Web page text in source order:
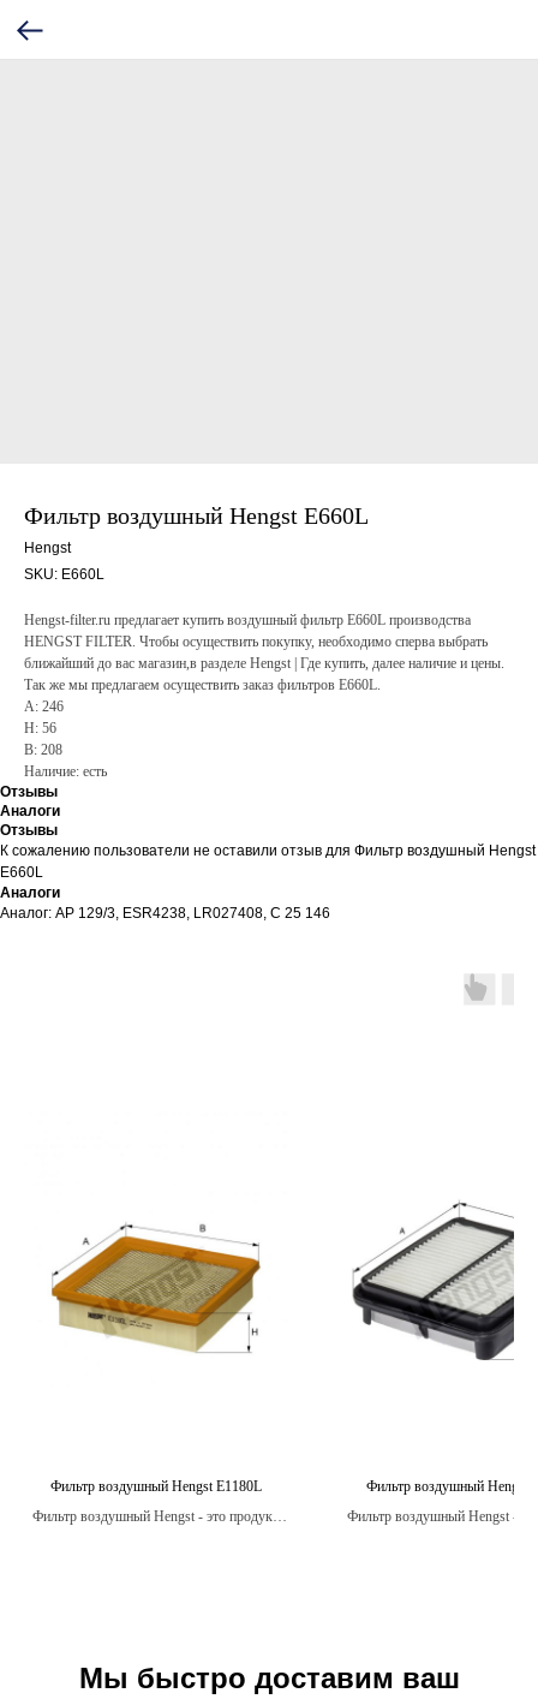
Фильтр воздушный Hengst E660L
Hengst
SKU: E660L
Hengst-filter.ru предлагает купить воздушный фильтр E660L производства
HENGST FILTER. Чтобы осуществить покупку, необходимо сперва выбрать
ближайший до вас магазин,в разделе Hengst | Где купить, далее наличие и цены.
Так же мы предлагаем осуществить заказ фильтров E660L.
A: 246
H: 56
B: 208
Наличие: есть
Отзывы
Аналоги
Отзывы
К сожалению пользователи не оставили отзыв для Фильтр воздушный Hengst
E660L
Аналоги
Аналог: AP 129/3, ESR4238, LR027408, C 25 146
Фильтр воздушный Hengst E1180L
Фильтр воздушный Hengst - это продукт,
Фильтр воздушный Hengst
Фильтр воздушный Hengst -
Мы быстро доставим ваш